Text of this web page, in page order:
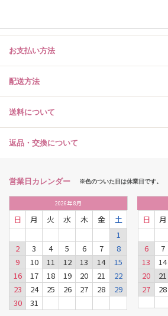
お支払い方法
配送方法
送料について
返品・交換について
営業日カレンダー ※色のついた日は休業日です。
2026年8月
日 月 火 水 木 金
土
1
2
3 4 5 6 7
8
9
10 11 12 13 14
15
16
17 18 19 20 21
22
23
24 25 26 27 28
29
30
31
日 月
6
7
13
14
20
21
27
28